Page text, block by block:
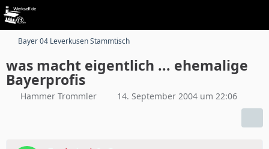
Bayer 04 Leverkusen Stammtisch
was macht eigentlich ... ehemalige
Bayerprofis
Hammer Trommler 14. September 2004 um 22:06